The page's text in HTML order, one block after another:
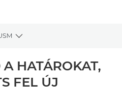
Toggle breadcrumbs
A HATÁROKAT,
FEL ÚJ